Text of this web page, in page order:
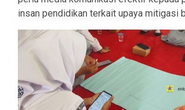
insan pendidikan terkait upaya mitigasi